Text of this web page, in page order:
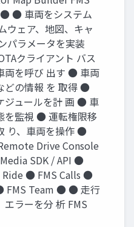
● 車両をシステム
ウェア、地図、キャ
パラメータを実装
クライアント バス
両を呼び 出す ● 車両
どの情報 を 取得 ●
ジュールを計 画 ● 車
を監視 ● 運転権限移
り、車両を操作 ●
Drive Console
SDK / API ●
Ride ● FMS Calls ●
FMS Team ● ● 走行
エラーを分 析 FMS